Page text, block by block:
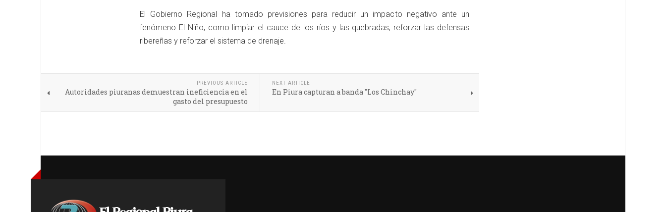
El Gobierno Regional ha tomado previsiones para reducir un impacto negativo ante un
fenómeno El Niño, como limpiar el cauce de los ríos y las quebradas, reforzar las defensas
ribereñas y reforzar el sistema de drenaje.
PREVIOUS ARTICLE
Autoridades piuranas demuestran ineficiencia en el
gasto del presupuesto
NEXT ARTICLE
En Piura capturan a banda "Los Chinchay"